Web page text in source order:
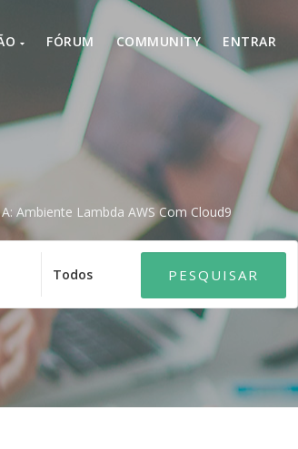
FÓRUM COMMUNITY ENTRAR
Ambiente Lambda AWS Com Cloud9